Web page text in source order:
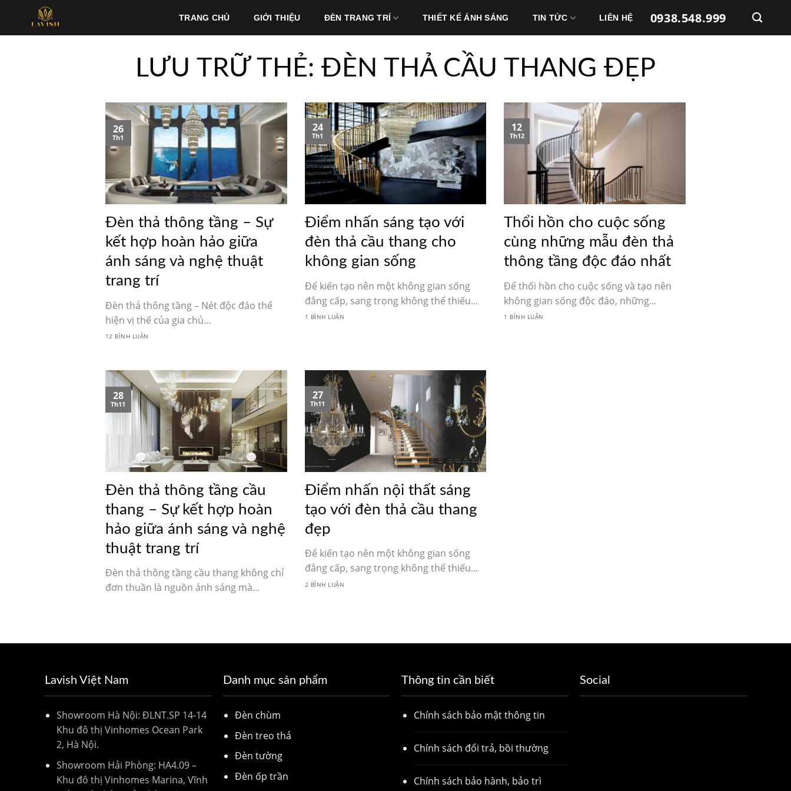
nội
TRANG CHỦ GIỚI THIỆU ĐÈN TRANG TRÍ THIẾT KẾ ÁNH SÁNG TIN TỨC LIÊN HỆ 0938.548.999
LƯU TRỮ THẺ: ĐÈN THẢ CẦU THANG ĐẸP
Đèn thả thông tầng – Sự
kết hợp hoàn hảo giữa
ánh sáng và nghệ thuật
trang trí
Đèn thả thông tầng – Nét độc đáo thể
hiện vị thế của gia chủ...
12 BÌNH LUẬN
26
Th1
Điểm nhấn sáng tạo với
đèn thả cầu thang cho
không gian sống
Để kiến tạo nên một không gian sống
đẳng cấp, sang trọng không thể thiếu...
1 BÌNH LUẬN
24
Th1
Thổi hồn cho cuộc sống
cùng những mẫu đèn thả
thông tầng độc đáo nhất
Để thổi hồn cho cuộc sống và tạo nên
không gian sống độc đáo, những...
1 BÌNH LUẬN
12
Th12
Đèn thả thông tầng cầu
thang – Sự kết hợp hoàn
hảo giữa ánh sáng và nghệ
thuật trang trí
Đèn thả thông tầng cầu thang không chỉ
đơn thuần là nguồn ánh sáng mà...
28
Th11
Điểm nhấn nội thất sáng
tạo với đèn thả cầu thang
đẹp
Để kiến tạo nên một không gian sống
đẳng cấp, sang trọng không thể thiếu...
2 BÌNH LUẬN
27
Th11
Lavish Việt Nam
Showroom Hà Nội: ĐLNT.SP 14-14
Khu đô thị Vinhomes Ocean Park
2, Hà Nội.
Showroom Hải Phòng: HA4.09 –
Khu đô thị Vinhomes Marina, Vĩnh
Danh mục sản phẩm
Đèn chùm
Đèn treo thả
Đèn tường
Đèn ốp trần
Thông tin cần biết
Chính sách bảo mật thông tin
Chính sách đổi trả, bồi thường
Chính sách bảo hành, bảo trì
Social